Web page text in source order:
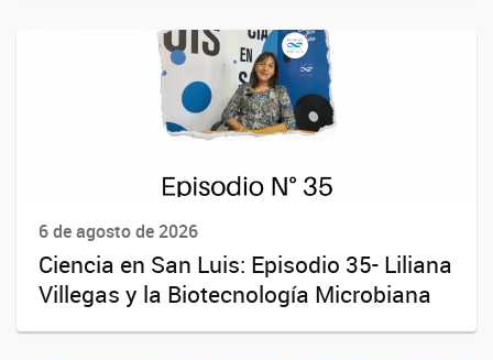
6 de agosto de 2026
Ciencia en San Luis: Episodio 35- Liliana
Villegas y la Biotecnología Microbiana